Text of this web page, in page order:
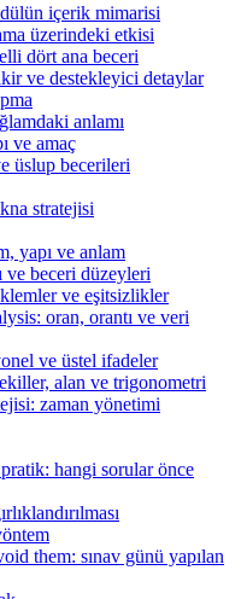
içerik mimarisi
üzerindeki etkisi
dört ana beceri
ve destekleyici detaylar
anlamı
ve amaç
üslup becerileri
stratejisi
yapı ve anlam
ve beceri düzeyleri
ve eşitsizlikler
oran, orantı ve veri
ve üstel ifadeler
alan ve trigonometri
zaman yönetimi
hangi sorular önce
them: sınav günü yapılan